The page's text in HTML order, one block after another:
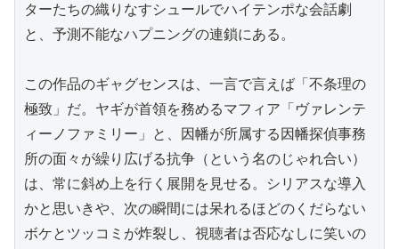
ターたちの織りなすシュールでハイテンポな会話劇
と、予測不能なハプニングの連鎖にある。
この作品のギャグセンスは、一言で言えば「不条理の
極致」だ。ヤギが首領を務めるマフィア「ヴァレンテ
ィーノファミリー」と、因幡が所属する因幡探偵事務
所の面々が繰り広げる抗争（という名のじゃれ合い）
は、常に斜め上を行く展開を見せる。シリアスな導入
かと思いきや、次の瞬間には呆れるほどのくだらない
ボケとツッコミが炸裂し、視聴者は否応なしに笑いの